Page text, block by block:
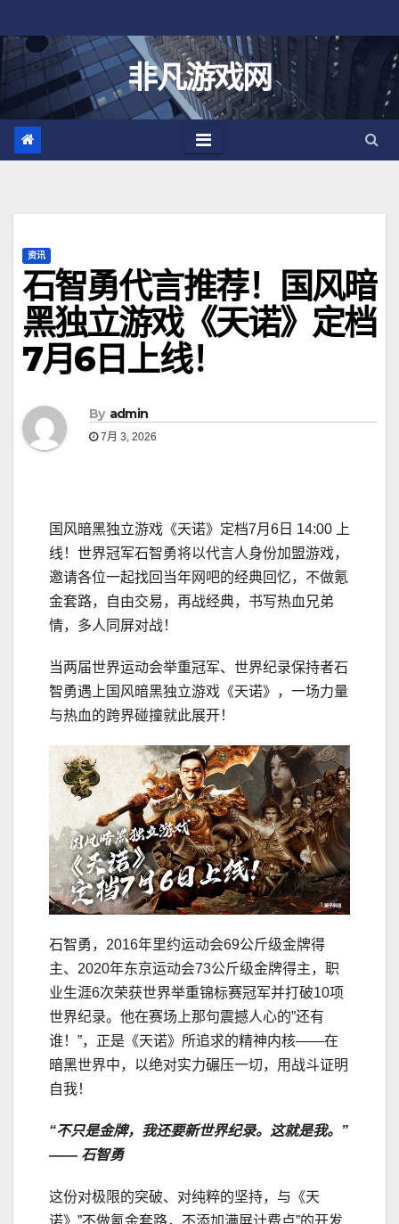
至
非凡游戏网
资讯
石智勇代言推荐！国风暗
黑独立游戏《天诺》定档
7月6日上线！
By admin
7月 3, 2026
国风暗黑独立游戏《天诺》定档7月6日 14:00 上
线！世界冠军石智勇将以代言人身份加盟游戏，
邀请各位一起找回当年网吧的经典回忆，不做氪
金套路，自由交易，再战经典，书写热血兄弟
情，多人同屏对战！
当两届世界运动会举重冠军、世界纪录保持者石
智勇遇上国风暗黑独立游戏《天诺》，一场力量
与热血的跨界碰撞就此展开！
石智勇，2016年里约运动会69公斤级金牌得
主、2020年东京运动会73公斤级金牌得主，职
业生涯6次荣获世界举重锦标赛冠军并打破10项
世界纪录。他在赛场上那句震撼人心的”还有
谁！”，正是《天诺》所追求的精神内核——在
暗黑世界中，以绝对实力碾压一切，用战斗证明
自我！
“不只是金牌，我还要新世界纪录。这就是我。”
—— 石智勇
这份对极限的突破、对纯粹的坚持，与《天